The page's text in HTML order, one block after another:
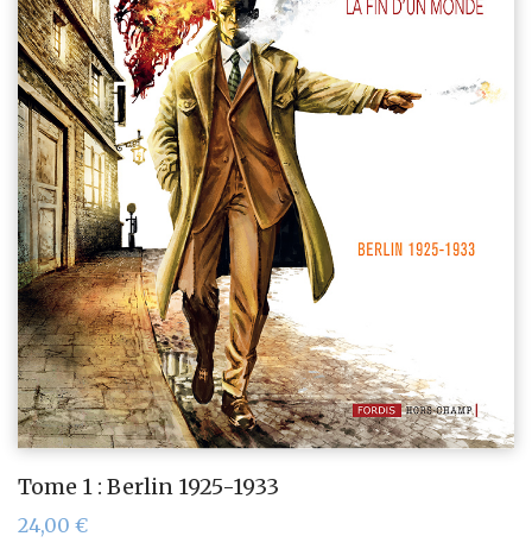
Tome 1 : Berlin 1925-1933
24,00 €